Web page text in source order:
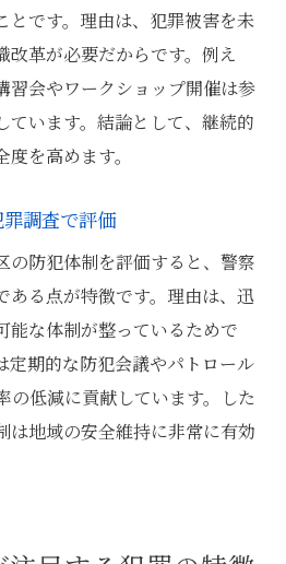
とです。理由は、犯罪被害を未
改革が必要だからです。例え
習会やワークショップ開催は参
ています。結論として、継続的
を高めます。
調査で評価
の防犯体制を評価すると、警察
ある点が特徴です。理由は、迅
能な体制が整っているためで
定期的な防犯会議やパトロール
の低減に貢献しています。した
は地域の安全維持に非常に有効